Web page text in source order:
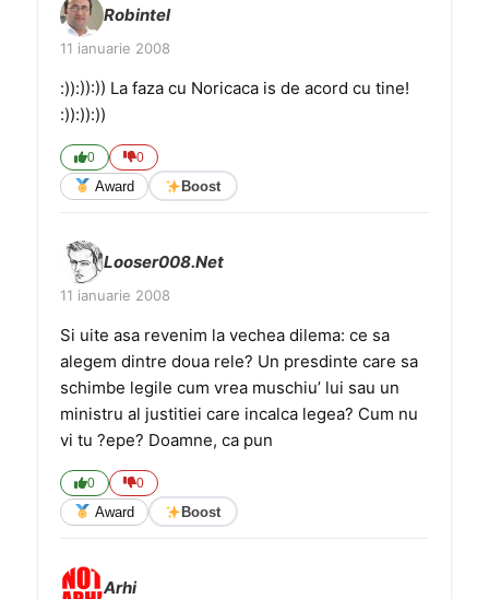
Robintel
11 ianuarie 2008
:)):)):)) La faza cu Noricaca is de acord cu tine!
:)):)):))
0 0
Award Boost
Looser008.Net
11 ianuarie 2008
Si uite asa revenim la vechea dilema: ce sa
alegem dintre doua rele? Un presdinte care sa
schimbe legile cum vrea muschiu’ lui sau un
ministru al justitiei care incalca legea? Cum nu
vi tu ?epe? Doamne, ca pun
0 0
Award Boost
Arhi